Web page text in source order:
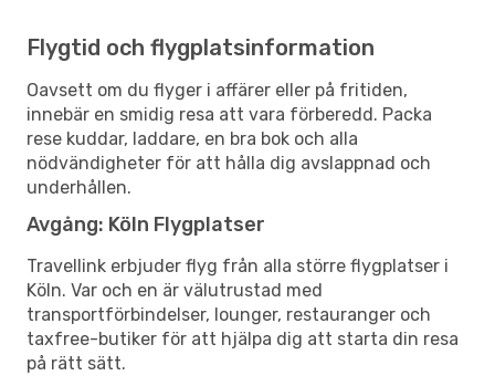
Flygtid och flygplatsinformation
Oavsett om du flyger i affärer eller på fritiden,
innebär en smidig resa att vara förberedd. Packa
rese kuddar, laddare, en bra bok och alla
nödvändigheter för att hålla dig avslappnad och
underhållen.
Avgång: Köln Flygplatser
Travellink erbjuder flyg från alla större flygplatser i
Köln. Var och en är välutrustad med
transportförbindelser, lounger, restauranger och
taxfree-butiker för att hjälpa dig att starta din resa
på rätt sätt.